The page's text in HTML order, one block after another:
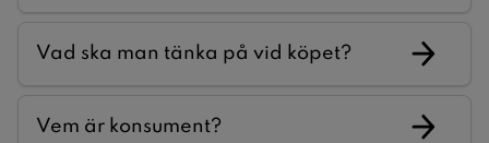
Vad ska man tänka på vid köpet?
Vem är konsument?